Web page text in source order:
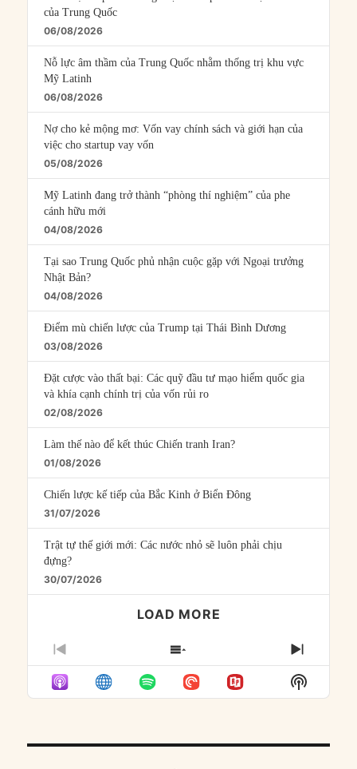
của Trung Quốc
06/08/2026
Nỗ lực âm thầm của Trung Quốc nhằm thống trị khu vực
Mỹ Latinh
06/08/2026
Nợ cho kẻ mộng mơ: Vốn vay chính sách và giới hạn của
việc cho startup vay vốn
05/08/2026
Mỹ Latinh đang trở thành “phòng thí nghiệm” của phe
cánh hữu mới
04/08/2026
Tại sao Trung Quốc phủ nhận cuộc gặp với Ngoại trưởng
Nhật Bản?
04/08/2026
Điểm mù chiến lược của Trump tại Thái Bình Dương
03/08/2026
Đặt cược vào thất bại: Các quỹ đầu tư mạo hiểm quốc gia
và khía cạnh chính trị của vốn rủi ro
02/08/2026
Làm thế nào để kết thúc Chiến tranh Iran?
01/08/2026
Chiến lược kế tiếp của Bắc Kinh ở Biển Đông
31/07/2026
Trật tự thế giới mới: Các nước nhỏ sẽ luôn phải chịu
đựng?
30/07/2026
LOAD MORE
PREVIOUS
EPISODE
SHOW
EPISODES
LIST
NEXT
Show
Podcast